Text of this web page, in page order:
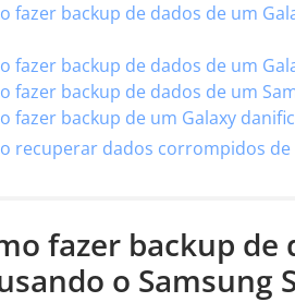
fazer backup de dados de um
fazer backup de dados de um
fazer backup de dados de um
fazer backup de um Galaxy
recuperar dados corrompidos
fazer backup de
o Samsung